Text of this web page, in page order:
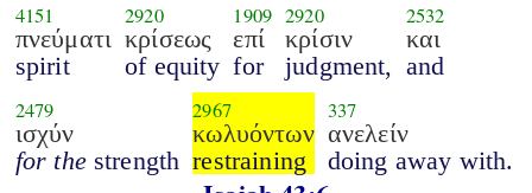
4151
πνεύματι
spirit
2920
κρίσεως
of equity
1909
επί
for
2920
κρίσιν
judgment,
2532
και
and
2479
ισχύν
for thestrength
2967
κωλυόντων
restraining
337
ανελείν
doing away with.